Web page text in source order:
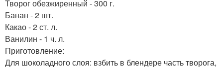
Творог обезжиренный - 300 г.
Банан - 2 шт.
Какао - 2 ст. л.
Ванилин - 1 ч. л.
Приготовление:
Для шоколадного слоя: взбить в блендере часть творога,